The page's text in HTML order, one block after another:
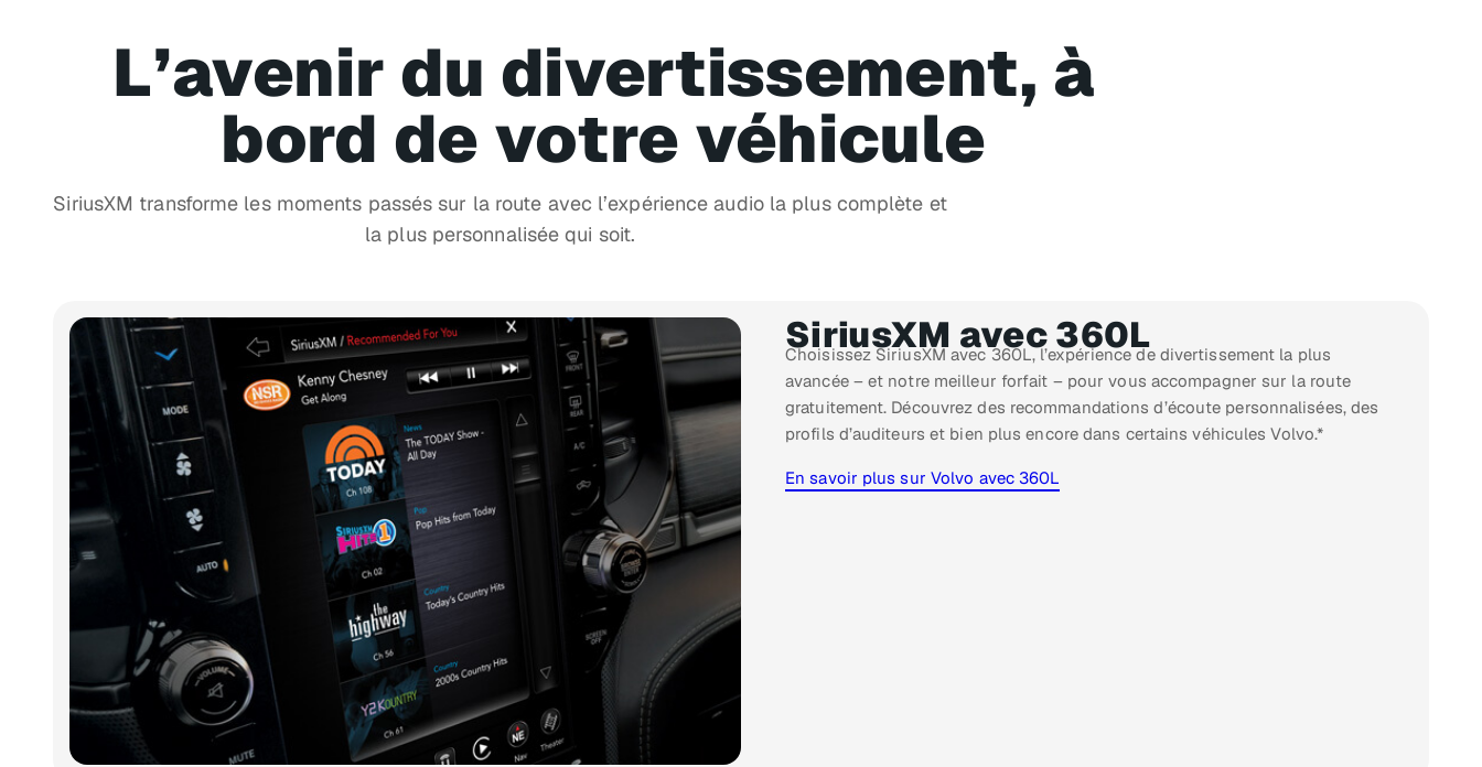
L’avenir du divertissement, à
bord de votre véhicule
SiriusXM transforme les moments passés sur la route avec l’expérience audio la plus complète et
la plus personnalisée qui soit.
SiriusXM avec 360L
Choisissez SiriusXM avec 360L, l’expérience de divertissement la plus
avancée – et notre meilleur forfait – pour vous accompagner sur la route
gratuitement. Découvrez des recommandations d’écoute personnalisées, des
profils d’auditeurs et bien plus encore dans certains véhicules Volvo.*
En savoir plus sur Volvo avec 360L